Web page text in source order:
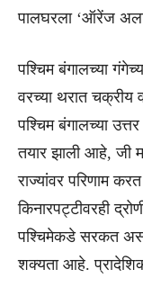
पालघरला ‘ऑरेंज
पश्चिम बंगालच्या
वरच्या थरात चक्रीय
पश्चिम बंगालच्या
तयार झाली आहे, जी
राज्यांवर परिणाम
किनारपट्टीवरही
पश्चिमेकडे सरकत
शक्यता आहे. प्रादेशिक